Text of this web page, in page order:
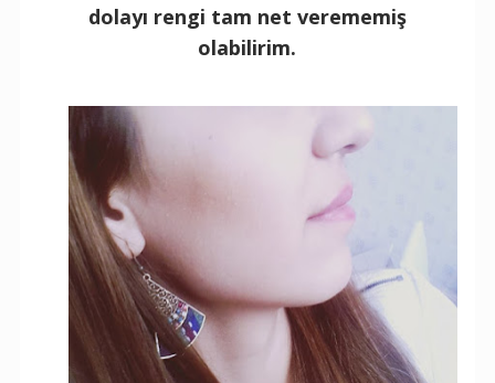
dolayı rengi tam net verememiş
olabilirim.